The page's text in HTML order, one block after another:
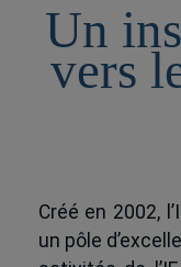
Un
vers
Créé en 2002,
un pôle